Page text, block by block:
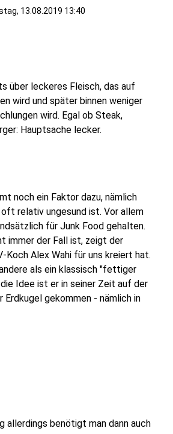
13.08.2019 13:40
über leckeres Fleisch, das auf
wird und später binnen weniger
wird. Egal ob Steak,
Hauptsache lecker.
noch ein Faktor dazu, nämlich
relativ ungesund ist. Vor allem
für Junk Food gehalten.
immer der Fall ist, zeigt der
Koch Alex Wahi für uns kreiert hat.
als ein klassisch "fettiger
Idee ist er in seiner Zeit auf der
gekommen - nämlich in
allerdings benötigt man dann auch